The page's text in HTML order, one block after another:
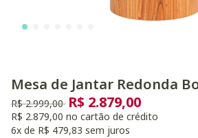
Mesa de Jantar Redonda
Preço reduzido de
R$ 2.999,00 para
R$ 2.879,00
R$ 2.879,00 no cartão de crédito
6x de R$ 479,83 sem juros